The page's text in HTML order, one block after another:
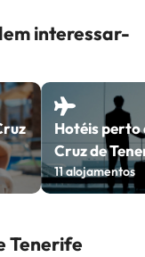
interessar-
Hotéis perto
Cruz de
11alojamentos
Tenerife